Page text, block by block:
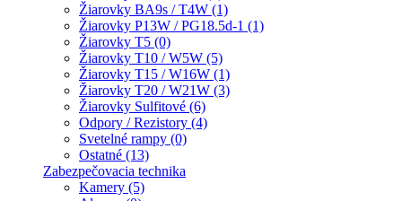
Žiarovky BA9s / T4W (1)
Žiarovky P13W / PG18.5d-1 (1)
Žiarovky T5 (0)
Žiarovky T10 / W5W (5)
Žiarovky T15 / W16W (1)
Žiarovky T20 / W21W (3)
Žiarovky Sulfitové (6)
Odpory / Rezistory (4)
Svetelné rampy (0)
Ostatné (13)
Zabezpečovacia technika
Kamery (5)